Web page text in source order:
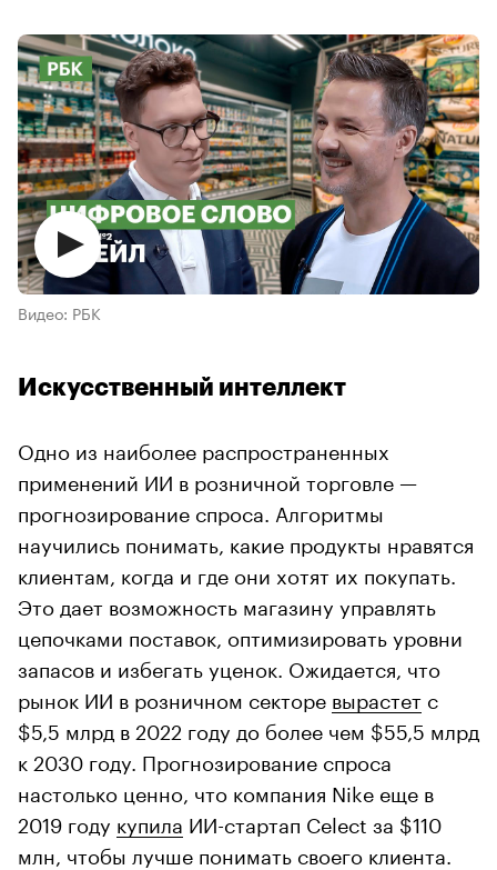
Видео: РБК
Искусственный интеллект
Одно из наиболее распространенных
применений ИИ в розничной торговле —
прогнозирование спроса. Алгоритмы
научились понимать, какие продукты нравятся
клиентам, когда и где они хотят их покупать.
Это дает возможность магазину управлять
цепочками поставок, оптимизировать уровни
запасов и избегать уценок. Ожидается, что
рынок ИИ в розничном секторе вырастет с
$5,5 млрд в 2022 году до более чем $55,5 млрд
к 2030 году. Прогнозирование спроса
настолько ценно, что компания Nike еще в
2019 году купила ИИ-стартап Celect за $110
млн, чтобы лучше понимать своего клиента.